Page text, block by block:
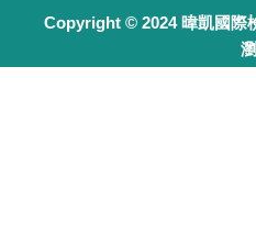
Copyright © 2024 暐凱國際